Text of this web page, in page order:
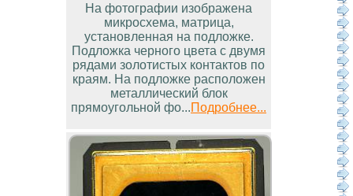
На фотографии изображена
микросхема, матрица,
установленная на подложке.
Подложка черного цвета с двумя
рядами золотистых контактов по
краям. На подложке расположен
металлический блок
прямоугольной фо...Подробнее...